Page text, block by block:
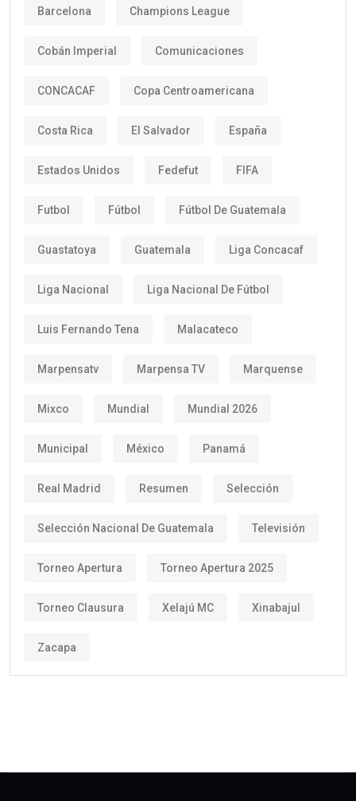
Barcelona Champions League
Cobán Imperial Comunicaciones
CONCACAF Copa Centroamericana
Costa Rica El Salvador España
Estados Unidos Fedefut FIFA
Futbol Fútbol Fútbol De Guatemala
Guastatoya Guatemala Liga Concacaf
Liga Nacional Liga Nacional De Fútbol
Luis Fernando Tena Malacateco
Marpensatv Marpensa TV Marquense
Mixco Mundial Mundial 2026
Municipal México Panamá
Real Madrid Resumen Selección
Selección Nacional De Guatemala Televisión
Torneo Apertura Torneo Apertura 2025
Torneo Clausura Xelajú MC Xinabajul
Zacapa